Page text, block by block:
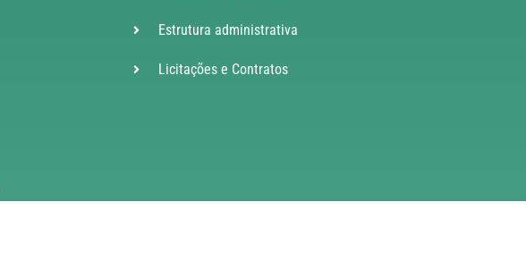
Estrutura administrativa
Licitações e Contratos